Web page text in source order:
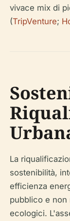
vivace mix di
(TripVenture;
La
sostenibilità,
efficienza
pubblico e non
ecologici.